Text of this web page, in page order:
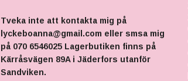
Tveka inte att kontakta mig på
lyckeboanna@gmail.com eller smsa mig
på 070 6546025 Lagerbutiken finns på
Kärråsvägen 89A i Jäderfors utanför
Sandviken.